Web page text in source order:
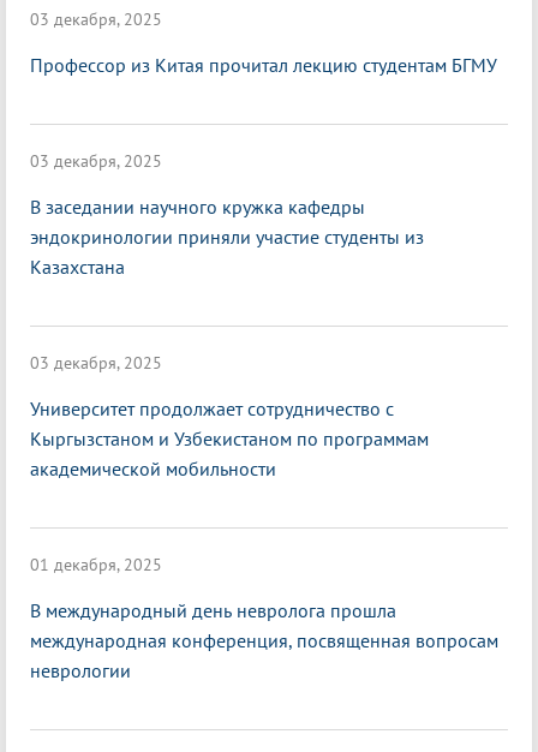
03 декабря, 2025
Профессор из Китая прочитал лекцию студентам БГМУ
03 декабря, 2025
В заседании научного кружка кафедры
эндокринологии приняли участие студенты из
Казахстана
03 декабря, 2025
Университет продолжает сотрудничество с
Кыргызстаном и Узбекистаном по программам
академической мобильности
01 декабря, 2025
В международный день невролога прошла
международная конференция, посвященная вопросам
неврологии